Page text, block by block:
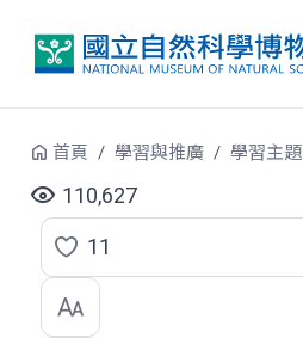
首頁 學習與推廣 學習主題
110,627
點
選
11